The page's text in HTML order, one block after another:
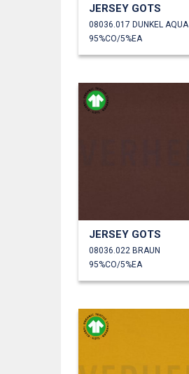
JERSEY GOTS
08036.017 DUNKEL AQUA
95%CO/5%EA
JERSEY GOTS
08036.022 BRAUN
95%CO/5%EA